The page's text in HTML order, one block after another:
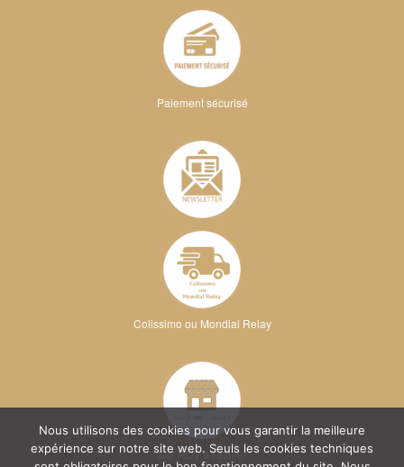
Paiement sécurisé
Colissimo ou Mondial Relay
Sur RDV à l'atelier
Nous utilisons des cookies pour vous garantir la meilleure
expérience sur notre site web. Seuls les cookies techniques